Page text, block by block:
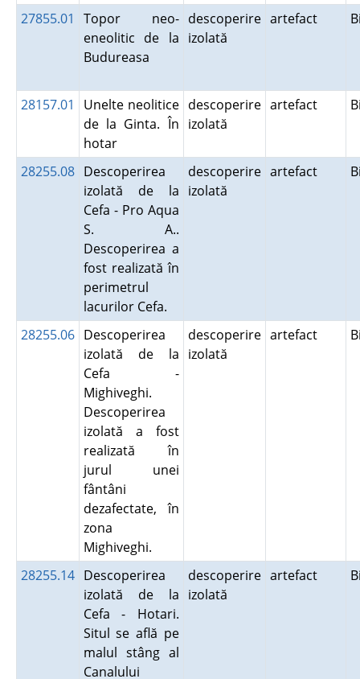
27855.01
Topor neo-
eneolitic de la
Budureasa
descoperire
izolată
artefact
28157.01
Unelte neolitice
de la Ginta. În
hotar
descoperire
izolată
artefact
28255.08 Descoperirea
izolată de la
Cefa - Pro Aqua
S. A..
Descoperirea a
fost realizată în
perimetrul
lacurilor Cefa.
descoperire
izolată
artefact
28255.06 Descoperirea
izolată de la
Cefa -
Mighiveghi.
Descoperirea
izolată a fost
realizată în
jurul unei
fântâni
dezafectate, în
zona
Mighiveghi.
descoperire
izolată
artefact
28255.14 Descoperirea
izolată de la
Cefa - Hotari.
Situl se află pe
malul stâng al
Canalului
descoperire
izolată
artefact